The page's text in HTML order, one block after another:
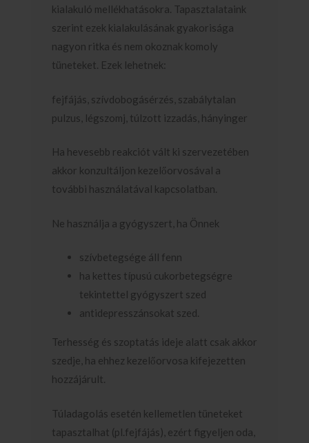
kialakuló mellékhatásokra. Tapasztalataink
szerint ezek kialakulásának gyakorisága
nagyon ritka és nem okoznak komoly
tüneteket. Ezek lehetnek:
fejfájás, szívdobogásérzés, szabálytalan
pulzus, légszomj, túlzott izzadás, hányinger
Ha hevesebb reakciót vált ki szervezetében
akkor konzultáljon kezelőorvosával a
további használatával kapcsolatban.
Ne használja a gyógyszert, ha Önnek
szívbetegsége áll fenn
ha kettes típusú cukorbetegségre
tekintettel gyógyszert szed
antidepresszánsokat szed.
Terhesség és szoptatás ideje alatt csak akkor
szedje, ha ehhez kezelőorvosa kifejezetten
hozzájárult.
Túladagolás esetén kellemetlen tüneteket
tapasztalhat (pl.fejfájás), ezért figyeljen oda,